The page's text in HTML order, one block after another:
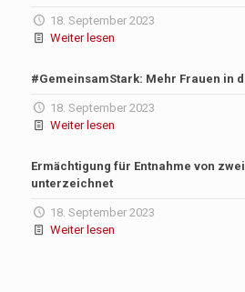
18. September 2023
Weiter lesen
#GemeinsamStark: Mehr Frauen in
18. September 2023
Weiter lesen
Ermächtigung für Entnahme von
unterzeichnet
18. September 2023
Weiter lesen